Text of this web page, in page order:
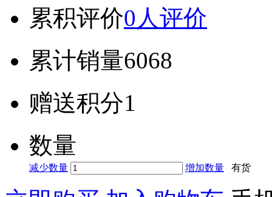
累积评价0人评价
累计销量6068
赠送积分1
数量
减少数量 增加数量 有货